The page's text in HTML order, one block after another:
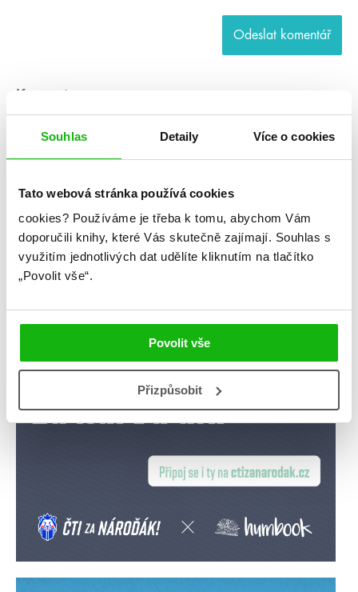
Souhlas Detaily Více o cookies
Tato webová stránka používá cookies
cookies? Používáme je třeba k tomu, abychom Vám
doporučili knihy, které Vás skutečně zajímají. Souhlas s
využitím jednotlivých dat udělíte kliknutím na tlačítko
„Povolit vše“.
Povolit vše
Přizpůsobit
blog citáty humbookfest
videa žebříčky